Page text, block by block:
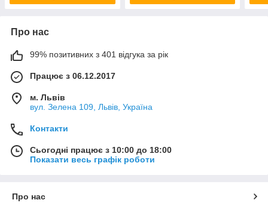
Про нас
99% позитивних з 401 відгука за рік
Працює з 06.12.2017
м. Львів
вул. Зелена 109, Львів, Україна
Контакти
Сьогодні працює з 10:00 до 18:00
Показати весь графік роботи
Про нас